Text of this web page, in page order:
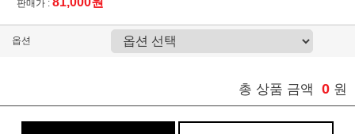
판매가 :
옵션
총 상품 금액 0 원